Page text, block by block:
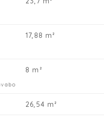
d'espace de stockage,
tant qu'espace de
offrant de nombreuses
est excellente
17,88 m²
8 m²
26,54 m²